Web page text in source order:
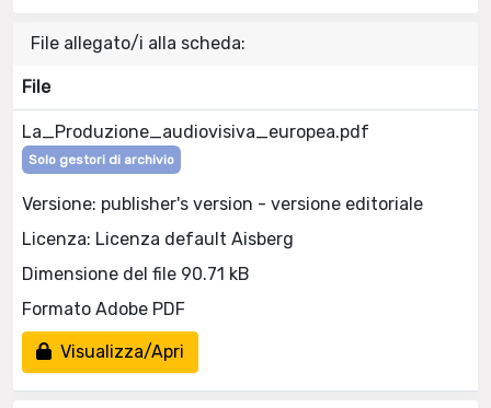
File allegato/i alla scheda:
File
La_Produzione_audiovisiva_europea.pdf
Solo gestori di archivio
Versione: publisher's version - versione editoriale
Licenza: Licenza default Aisberg
Dimensione del file 90.71 kB
Formato Adobe PDF
Visualizza/Apri